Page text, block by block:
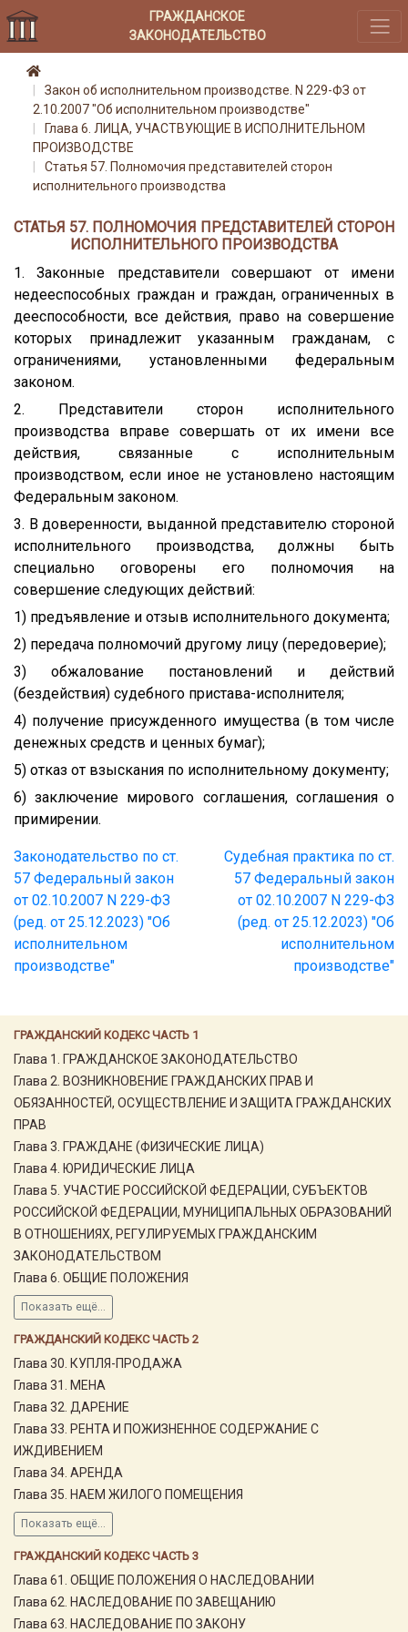
ГРАЖДАНСКОЕ
ЗАКОНОДАТЕЛЬСТВО
ГРАЖДАНСКИЙ КОДЕКС ЧАСТЬ 1
Глава 1. ГРАЖДАНСКОЕ ЗАКОНОДАТЕЛЬСТВО
Глава 2. ВОЗНИКНОВЕНИЕ ГРАЖДАНСКИХ ПРАВ И
ОБЯЗАННОСТЕЙ, ОСУЩЕСТВЛЕНИЕ И ЗАЩИТА ГРАЖДАНСКИХ
ПРАВ
Глава 3. ГРАЖДАНЕ (ФИЗИЧЕСКИЕ ЛИЦА)
Глава 4. ЮРИДИЧЕСКИЕ ЛИЦА
Глава 5. УЧАСТИЕ РОССИЙСКОЙ ФЕДЕРАЦИИ, СУБЪЕКТОВ
РОССИЙСКОЙ ФЕДЕРАЦИИ, МУНИЦИПАЛЬНЫХ ОБРАЗОВАНИЙ
В ОТНОШЕНИЯХ, РЕГУЛИРУЕМЫХ ГРАЖДАНСКИМ
ЗАКОНОДАТЕЛЬСТВОМ
Глава 6. ОБЩИЕ ПОЛОЖЕНИЯ
Показать ещё...
ГРАЖДАНСКИЙ КОДЕКС ЧАСТЬ 2
Глава 30. КУПЛЯ-ПРОДАЖА
Глава 31. МЕНА
Глава 32. ДАРЕНИЕ
Глава 33. РЕНТА И ПОЖИЗНЕННОЕ СОДЕРЖАНИЕ С
ИЖДИВЕНИЕМ
Глава 34. АРЕНДА
Глава 35. НАЕМ ЖИЛОГО ПОМЕЩЕНИЯ
Показать ещё...
ГРАЖДАНСКИЙ КОДЕКС ЧАСТЬ 3
Глава 61. ОБЩИЕ ПОЛОЖЕНИЯ О НАСЛЕДОВАНИИ
Глава 62. НАСЛЕДОВАНИЕ ПО ЗАВЕЩАНИЮ
Глава 63. НАСЛЕДОВАНИЕ ПО ЗАКОНУ
Закон об исполнительном производстве. N 229-ФЗ от
2.10.2007 "Об исполнительном производстве"
Глава 6. ЛИЦА, УЧАСТВУЮЩИЕ В ИСПОЛНИТЕЛЬНОМ
ПРОИЗВОДСТВЕ
Статья 57. Полномочия представителей сторон
исполнительного производства
СТАТЬЯ 57. ПОЛНОМОЧИЯ ПРЕДСТАВИТЕЛЕЙ СТОРОН
ИСПОЛНИТЕЛЬНОГО ПРОИЗВОДСТВА
1. Законные представители совершают от имени
недееспособных граждан и граждан, ограниченных в
дееспособности, все действия, право на совершение
которых принадлежит указанным гражданам, с
ограничениями, установленными федеральным
законом.
2. Представители сторон исполнительного
производства вправе совершать от их имени все
действия, связанные с исполнительным
производством, если иное не установлено настоящим
Федеральным законом.
3. В доверенности, выданной представителю стороной
исполнительного производства, должны быть
специально оговорены его полномочия на
совершение следующих действий:
1) предъявление и отзыв исполнительного документа;
2) передача полномочий другому лицу (передоверие);
3) обжалование постановлений и действий
(бездействия) судебного пристава-исполнителя;
4) получение присужденного имущества (в том числе
денежных средств и ценных бумаг);
5) отказ от взыскания по исполнительному документу;
6) заключение мирового соглашения, соглашения о
примирении.
Законодательство по ст.
57 Федеральный закон
от 02.10.2007 N 229-ФЗ
(ред. от 25.12.2023) "Об
исполнительном
производстве"
Судебная практика по ст.
57 Федеральный закон
от 02.10.2007 N 229-ФЗ
(ред. от 25.12.2023) "Об
исполнительном
производстве"